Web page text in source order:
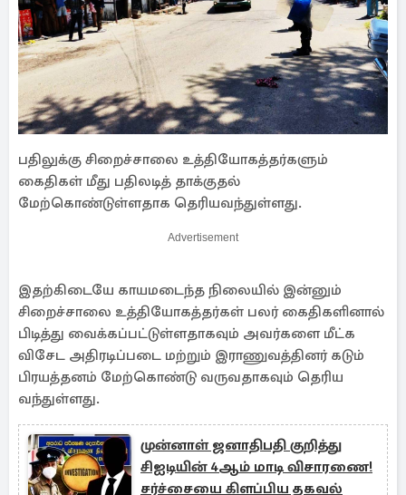
பதிலுக்கு சிறைச்சாலை உத்தியோகத்தர்களும்
கைதிகள் மீது பதிலடித் தாக்குதல்
மேற்கொண்டுள்ளதாக தெரியவந்துள்ளது.
Advertisement
இதற்கிடையே காயமடைந்த நிலையில் இன்னும்
சிறைச்சாலை உத்தியோகத்தர்கள் பலர் கைதிகளினால்
பிடித்து வைக்கப்பட்டுள்ளதாகவும் அவர்களை மீட்க
விசேட அதிரடிப்படை மற்றும் இராணுவத்தினர் கடும்
பிரயத்தனம் மேற்கொண்டு வருவதாகவும் தெரிய
வந்துள்ளது.
முன்னாள் ஜனாதிபதி குறித்து
சிஐடியின் 4ஆம் மாடி விசாரணை!
சர்ச்சையை கிளப்பிய தகவல்